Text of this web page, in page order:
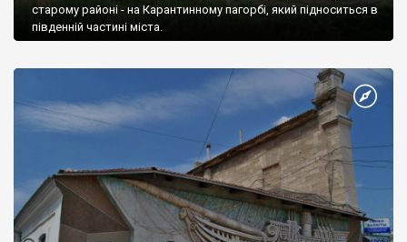
старому районі - на Карантинному пагорбі, який підноситься в
південній частині міста.